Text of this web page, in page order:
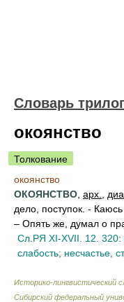
Словарь
окоянство
Толкование
окоянство
ОКОЯНСТВО арх.
дело, поступок. -
– Опять же, думал о
Сл.РЯ XI-XVII. 12. 320:
слабость; несчастье,
Историко-лингвистический
Сибирский федеральный